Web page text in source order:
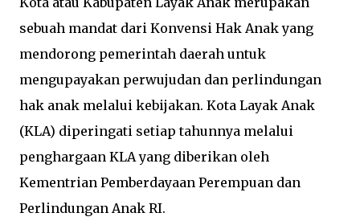
sebuah mandat dari Konvensi Hak Anak yang
mendorong pemerintah daerah untuk
mengupayakan perwujudan dan perlindungan
hak anak melalui kebijakan. Kota Layak Anak
(KLA) diperingati setiap tahunnya melalui
penghargaan KLA yang diberikan oleh
Kementrian Pemberdayaan Perempuan dan
Perlindungan Anak RI.